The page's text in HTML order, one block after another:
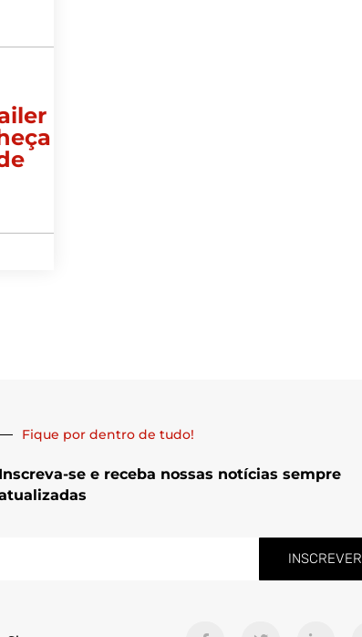
Fique por dentro de tudo!
Inscreva-se e receba nossas notícias sempre
INSCREVER